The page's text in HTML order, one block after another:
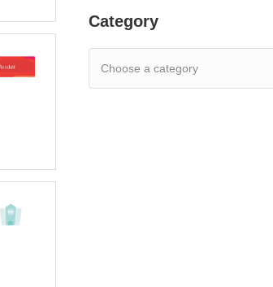
Category